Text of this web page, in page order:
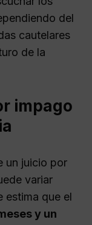
del
cautelares
de la
impago
un juicio por
variar
estima que el
y un